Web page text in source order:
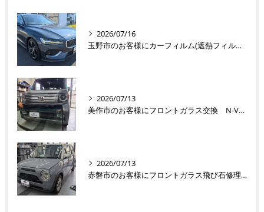
2026/07/16
玉野市のお客様にカーフィルム(遮熱フィルム) V60【nexus株式会社】
2026/07/13
美作市のお客様にフロントガラス交換 N-VAN【nexus株式会社】
2026/07/13
赤磐市のお客様にフロントガラス飛び石修理 ラパン【nexus株式会社】